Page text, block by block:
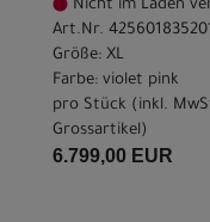
Nicht im Laden
Art.Nr.
Größe: XL
Farbe: violet pink
pro Stück (inkl.
Grossartikel)
6.799,00 EUR